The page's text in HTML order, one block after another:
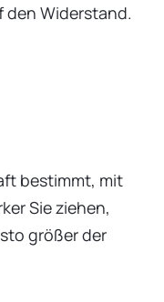
den Widerstand.
bestimmt, mit
Sie ziehen,
größer der